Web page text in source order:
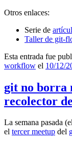
Otros enlaces:
Serie de
Taller de git-
Esta entrada fue
workflow el 10/12/
git no borra
recolector
La semana pasada
el tercer meetup del